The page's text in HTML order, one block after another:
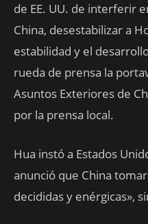
de EE. UU. de interferir
China, desestabilizar a
estabilidad y el
rueda de prensa la
Asuntos Exteriores de
por la prensa local.
Hua instó a Estados
anunció que China
decididas y enérgicas»,